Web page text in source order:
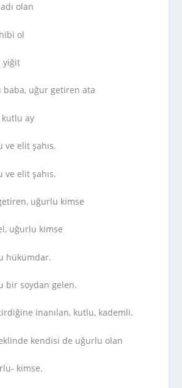
olan
ol
yiğit
baba, uğur getiren ata
ay
ve elit şahıs.
ve elit şahıs.
uğurlu kimse
uğurlu kimse
hükümdar.
bir soydan gelen.
inanılan, kutlu, kademli.
kendisi de uğurlu olan
kimse.